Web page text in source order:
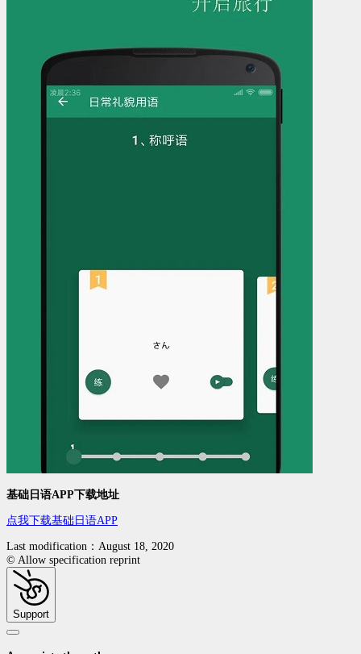
基础日语APP下载地址
点我下载基础日语APP
Last modification：August 18, 2020
© Allow specification reprint
Support